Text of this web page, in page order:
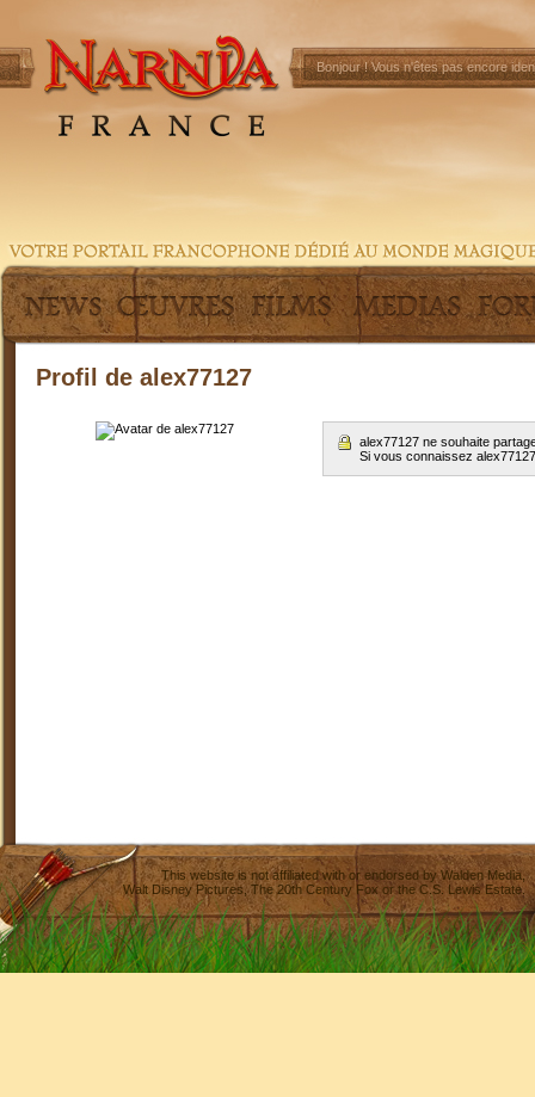
Bonjour !Vous n'êtes pas encore
Profil de alex77127
alex77127 ne souhaite
Si vous connaissez
This website is not affiliated with or endorsed byWalden Media
Walt Disney Pictures,The 20th Century Fox or the C.S. Lewis Estate.